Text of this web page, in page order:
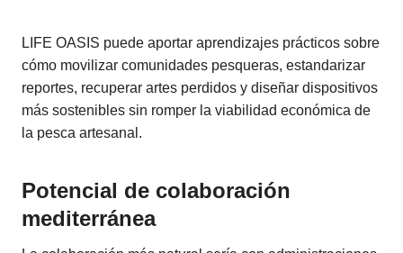
LIFE OASIS puede aportar aprendizajes prácticos sobre
cómo movilizar comunidades pesqueras, estandarizar
reportes, recuperar artes perdidos y diseñar dispositivos
más sostenibles sin romper la viabilidad económica de
la pesca artesanal.
Potencial de colaboración
mediterránea